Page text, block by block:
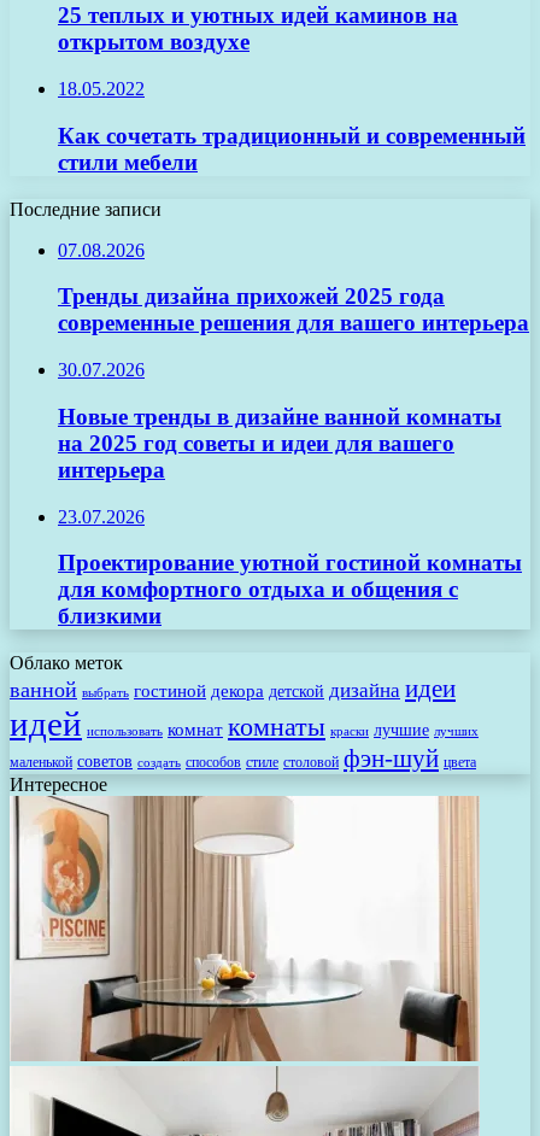
25 теплых и уютных идей каминов на
открытом воздухе
18.05.2022
Как сочетать традиционный и современный
стили мебели
Последние записи
07.08.2026
Тренды дизайна прихожей 2025 года
современные решения для вашего интерьера
30.07.2026
Новые тренды в дизайне ванной комнаты
на 2025 год советы и идеи для вашего
интерьера
23.07.2026
Проектирование уютной гостиной комнаты
для комфортного отдыха и общения с
близкими
Облако меток
ванной выбрать гостиной декора детской дизайна идеи
идей использовать комнат комнаты краски лучшие лучших
маленькой советов создать способов стиле столовой фэн-шуй цвета
Интересное